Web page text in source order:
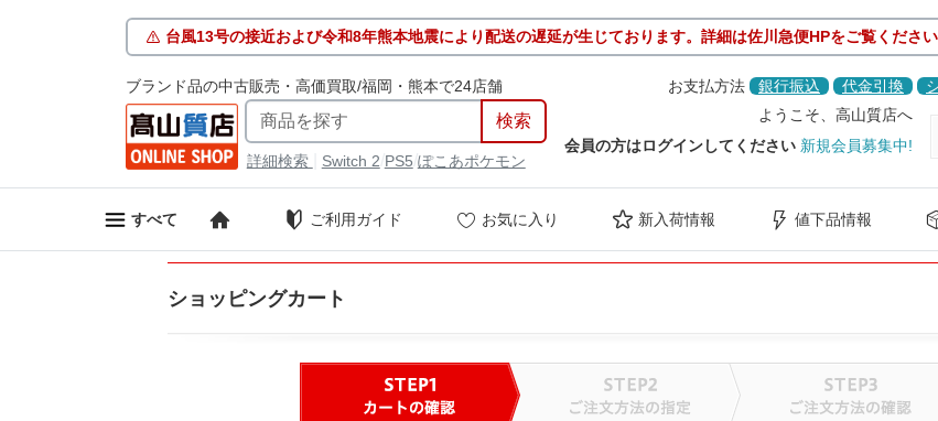
台風13号の接近および令和8年熊本地震により配送の遅延が生じております。詳細は佐川急便HPをご覧ください
ブランド品の中古販売・高価買取/福岡・熊本で24店舗 お支払方法 銀行振込 代金引換
詳細検索 Switch 2 PS5 ぽこあポケモン
ようこそ、高山質店へ
会員の方はログインしてください 新規会員募集中!
すべて ご利用ガイド お気に入り 新入荷情報 値下品情報
ショッピングカート